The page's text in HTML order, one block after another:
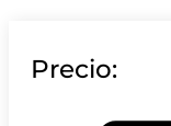
Precio: